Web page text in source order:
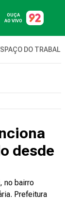
OUÇA
AO VIVO
DO
desde
no bairro
Prefeitura